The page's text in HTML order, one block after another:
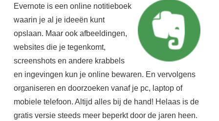
Evernote is een online notitieboek
waarin je al je ideeën kunt
opslaan. Maar ook afbeeldingen,
websites die je tegenkomt,
screenshots en andere krabbels
en ingevingen kun je online bewaren. En vervolgens
organiseren en doorzoeken vanaf je pc, laptop of
mobiele telefoon. Altijd alles bij de hand! Helaas is de
gratis versie steeds meer beperkt door de jaren heen.